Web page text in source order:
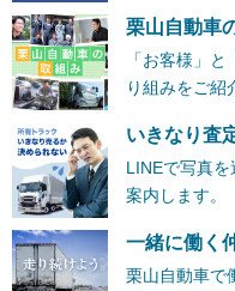
栗山自動車
「お客様」
り組みをご紹
いきなり査
LINEで写真
案内します。
一緒に働く
栗山自動車で